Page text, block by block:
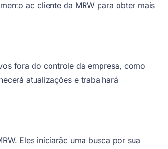
ao cliente da MRW para obter mais
fora do controle da empresa, como
atualizações e trabalhará
Eles iniciarão uma busca por sua